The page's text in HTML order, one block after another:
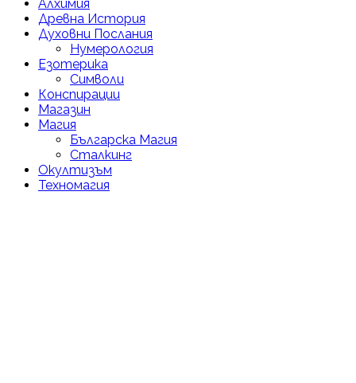
Алхимия
Древна История
Духовни Послания
Нумерология
Езотерика
Символи
Конспирации
Магазин
Магия
Българска Магия
Сталкинг
Окултизъм
Техномагия